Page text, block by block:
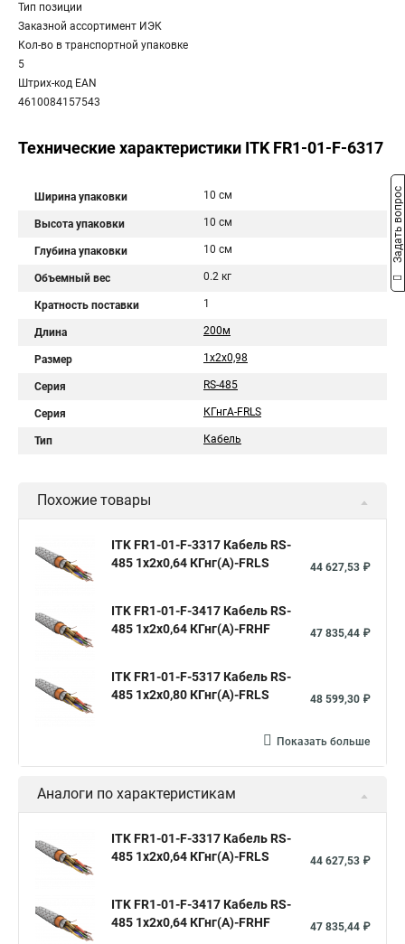
Тип позиции
Заказной ассортимент ИЭК
Кол-во в транспортной упаковке
5
Штрих-код EAN
4610084157543
Технические характеристики ITK FR1-01-F-6317
Ширина упаковки 10 см
Высота упаковки 10 см
Глубина упаковки 10 см
Объемный вес 0.2 кг
Кратность поставки 1
Длина 200м
Размер 1х2х0,98
Серия RS-485
Серия КГнгА-FRLS
Тип Кабель
Похожие товары
ITK FR1-01-F-3317 Кабель RS-
485 1х2х0,64 КГнг(А)-FRLS
44 627,53 ₽
ITK FR1-01-F-3417 Кабель RS-
485 1х2х0,64 КГнг(А)-FRHF
47 835,44 ₽
ITK FR1-01-F-5317 Кабель RS-
485 1х2х0,80 КГнг(А)-FRLS
48 599,30 ₽
Показать больше
Аналоги по характеристикам
ITK FR1-01-F-3317 Кабель RS-
485 1х2х0,64 КГнг(А)-FRLS
44 627,53 ₽
ITK FR1-01-F-3417 Кабель RS-
485 1х2х0,64 КГнг(А)-FRHF
47 835,44 ₽
Задать вопрос